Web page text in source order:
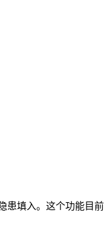
填入。这个功能目